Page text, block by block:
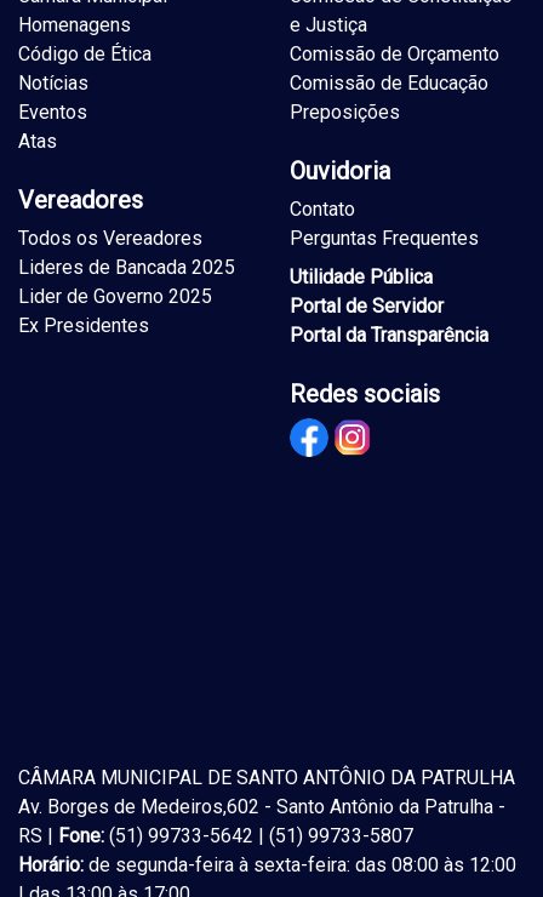
Homenagens
Código de Ética
Notícias
Eventos
Atas
Vereadores
Todos os Vereadores
Lideres de Bancada 2025
Lider de Governo 2025
Ex Presidentes
e Justiça
Comissão de Orçamento
Comissão de Educação
Preposições
Ouvidoria
Contato
Perguntas Frequentes
Utilidade Pública
Portal de Servidor
Portal da Transparência
Redes sociais
CÂMARA MUNICIPAL DE SANTO ANTÔNIO DA PATRULHA
Av. Borges de Medeiros,602 - Santo Antônio da Patrulha -
RS |
Fone: (51) 99733-5642 | (51) 99733-5807
Horário: de segunda-feira à sexta-feira: das 08:00 às 12:00